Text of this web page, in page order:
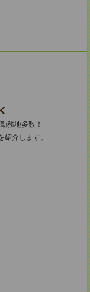
務地多数！
介します。